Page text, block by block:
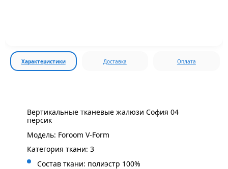
Характеристики Доставка Оплата
Вертикальные тканевые жалюзи София 04
персик
Модель: Foroom V-Form
Категория ткани: 3
Состав ткани: полиэстр 100%